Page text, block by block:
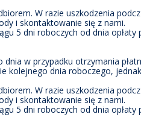
W razie uszkodzenia
i skontaktowanie się z nami.
5 dni roboczych od dnia
w przypadku otrzymania
kolejnego dnia roboczego,
W razie uszkodzenia
i skontaktowanie się z nami.
5 dni roboczych od dnia